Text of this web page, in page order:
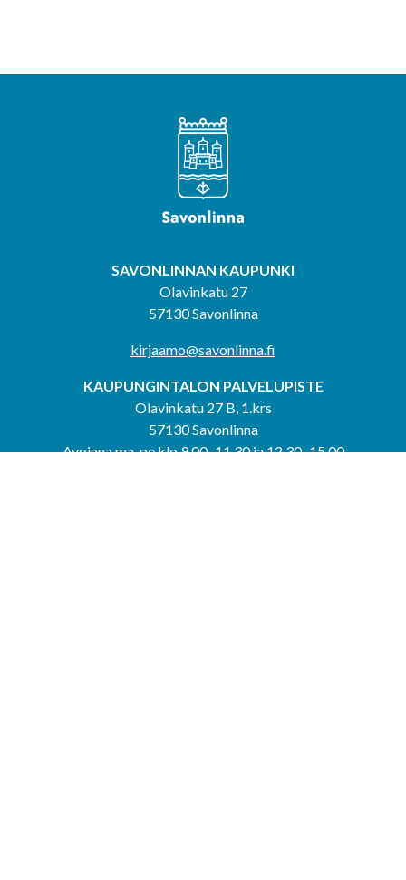
SAVONLINNAN KAUPUNKI
Olavinkatu 27
57130 Savonlinna
kirjaamo@savonlinna.fi
KAUPUNGINTALON PALVELUPISTE
Olavinkatu 27 B, 1.krs
57130 Savonlinna
Avoinna ma-pe klo 9.00–11.30 ja 12.30–15.00